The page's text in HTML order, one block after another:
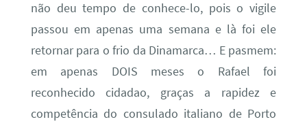
não deu tempo de conhece-lo, pois o vigile
passou em apenas uma semana e là foi ele
retornar para o frio da Dinamarca… E pasmem:
em apenas DOIS meses o Rafael foi
reconhecido cidadao, graças a rapidez e
competência do consulado italiano de Porto